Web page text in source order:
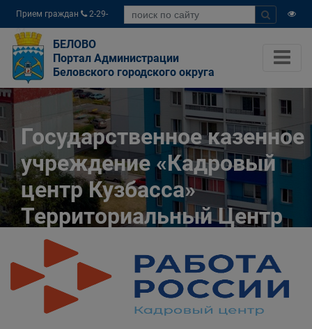
Прием граждан
2-29-
04
БЕЛОВО
Портал Администрации
Беловского городского округа
Государственное казенное
учреждение «Кадровый
центр Кузбасса»
Территориальный Центр
занятости населения
города Белово
Главная
Государственные органы и службы